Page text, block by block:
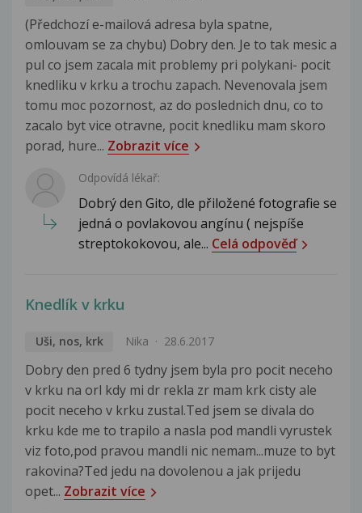
(Předchozí e-mailová adresa byla spatne,
omlouvam se za chybu) Dobry den. Je to tak mesic a
pul co jsem zacala mit problemy pri polykani- pocit
knedliku v krku a trochu zapach. Nevenovala jsem
tomu moc pozornost, az do poslednich dnu, co to
zacalo byt vice otravne, pocit knedliku mam skoro
porad, hure... Zobrazit více
Odpovídá lékař:
Dobrý den Gito, dle přiložené fotografie se
jedná o povlakovou angínu ( nejspíše
streptokokovou, ale... Celá odpověď
Knedlík v krku
Uši, nos, krk Nika 28.6.2017
Dobry den pred 6 tydny jsem byla pro pocit neceho
v krku na orl kdy mi dr rekla zr mam krk cisty ale
pocit neceho v krku zustal.Ted jsem se divala do
krku kde me to trapilo a nasla pod mandli vyrustek
viz foto,pod pravou mandli nic nemam...muze to byt
rakovina?Ted jedu na dovolenou a jak prijedu
opet... Zobrazit více